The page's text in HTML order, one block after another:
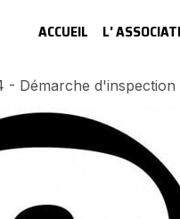
ACCUEIL L'
- Démarche d'inspection